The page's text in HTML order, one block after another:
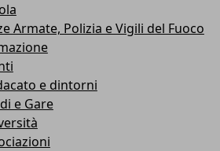
Armate, Polizia e Vigili del Fuoco
e dintorni
e Gare